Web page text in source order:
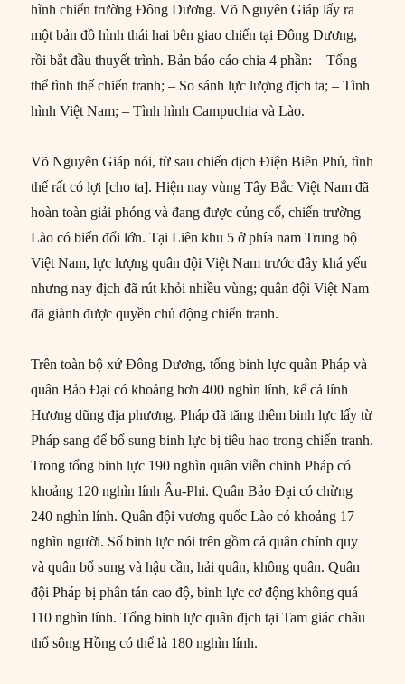
hình chiến trường Đông Dương. Võ Nguyên Giáp lấy ra
một bản đồ hình thái hai bên giao chiến tại Đông Dương,
rồi bắt đầu thuyết trình. Bản báo cáo chia 4 phần: – Tổng
thể tình thế chiến tranh; – So sánh lực lượng địch ta; – Tình
hình Việt Nam; – Tình hình Campuchia và Lào.
Võ Nguyên Giáp nói, từ sau chiến dịch Điện Biên Phủ, tình
thế rất có lợi [cho ta]. Hiện nay vùng Tây Bắc Việt Nam đã
hoàn toàn giải phóng và đang được củng cố, chiến trường
Lào có biến đổi lớn. Tại Liên khu 5 ở phía nam Trung bộ
Việt Nam, lực lượng quân đội Việt Nam trước đây khá yếu
nhưng nay địch đã rút khỏi nhiều vùng; quân đội Việt Nam
đã giành được quyền chủ động chiến tranh.
Trên toàn bộ xứ Đông Dương, tổng binh lực quân Pháp và
quân Bảo Đại có khoảng hơn 400 nghìn lính, kể cả lính
Hương dũng địa phương. Pháp đã tăng thêm binh lực lấy từ
Pháp sang để bổ sung binh lực bị tiêu hao trong chiến tranh.
Trong tổng binh lực 190 nghìn quân viễn chinh Pháp có
khoảng 120 nghìn lính Âu-Phi. Quân Bảo Đại có chừng
240 nghìn lính. Quân đội vương quốc Lào có khoảng 17
nghìn người. Số binh lực nói trên gồm cả quân chính quy
và quân bổ sung và hậu cần, hải quân, không quân. Quân
đội Pháp bị phân tán cao độ, binh lực cơ động không quá
110 nghìn lính. Tổng binh lực quân địch tại Tam giác châu
thổ sông Hồng có thể là 180 nghìn lính.